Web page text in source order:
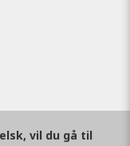
vil du gå til